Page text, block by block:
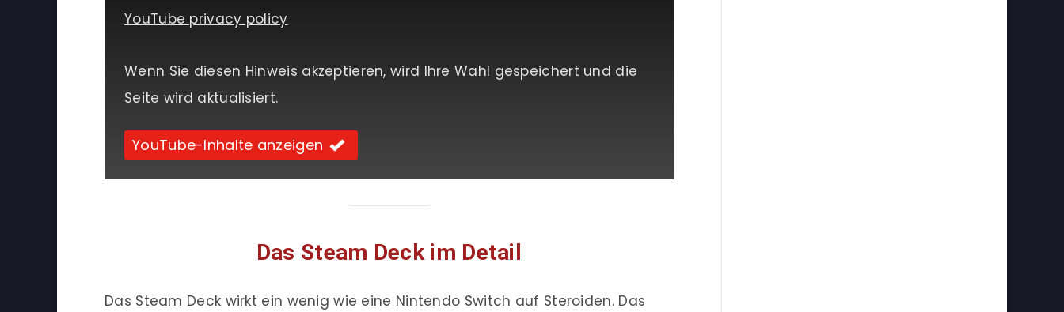
YouTube privacy policy
Wenn Sie diesen Hinweis akzeptieren, wird Ihre Wahl gespeichert und die
Seite wird aktualisiert.
YouTube-Inhalte anzeigen
Das Steam Deck im Detail
Das Steam Deck wirkt ein wenig wie eine Nintendo Switch auf Steroiden. Das